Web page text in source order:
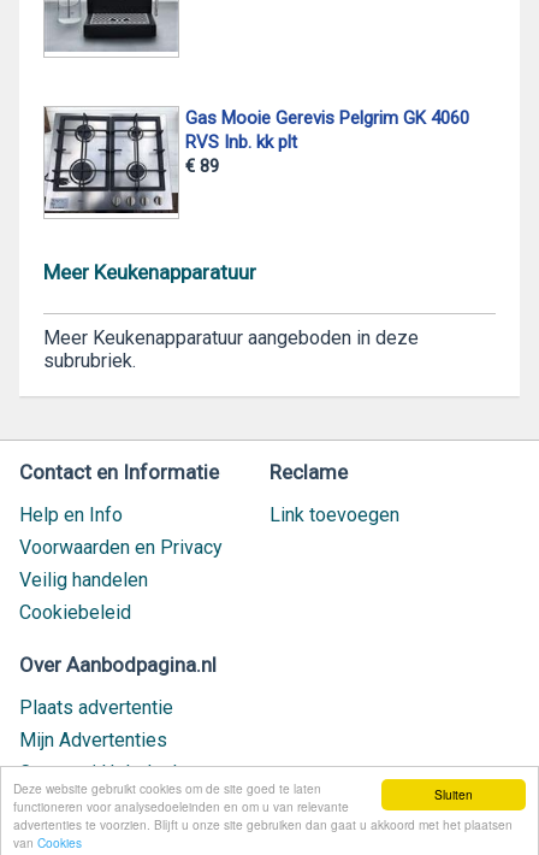
Sluiten
Deze website gebruikt cookies om de site goed te laten
functioneren voor analysedoeleinden en om u van relevante
advertenties te voorzien. Blijft u onze site gebruiken dan gaat u akkoord met het plaatsen
van Cookies
Gas Mooie Gerevis Pelgrim GK 4060
RVS Inb. kk plt
€ 89
Meer Keukenapparatuur
Meer Keukenapparatuur aangeboden in deze
subrubriek.
Contact en Informatie
Help en Info
Voorwaarden en Privacy
Veilig handelen
Cookiebeleid
Reclame
Link toevoegen
Over Aanbodpagina.nl
Plaats advertentie
Mijn Advertenties
Contact / Helpdesk
Nieuw geplaatst